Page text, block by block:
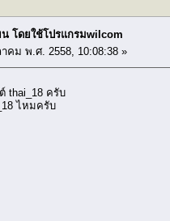
น โดยใช้โปรแกรมwilcom
คม พ.ศ. 2558, 10:08:38 »
thai_18 ครับ
ไหมครับ